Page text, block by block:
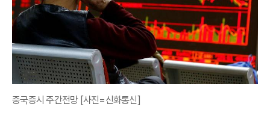
중국증시 주간전망 [사진=신화통신]